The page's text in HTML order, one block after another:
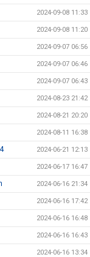
2024-09-08 11:33
2024-09-08 11:20
2024-09-07 06:56
2024-09-07 06:46
2024-09-07 06:43
2024-08-23 21:42
2024-08-21 20:20
2024-08-11 16:38
2024-06-21 12:13
2024-06-17 16:47
2024-06-16 21:34
2024-06-16 17:42
2024-06-16 16:48
2024-06-16 16:43
2024-06-16 13:34